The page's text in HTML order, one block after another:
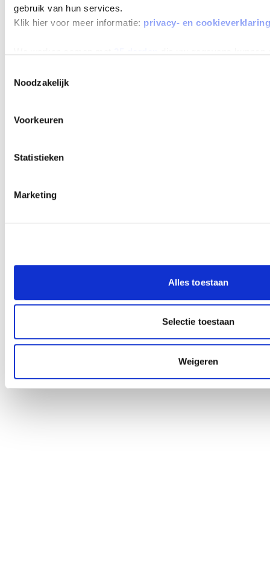
gebruik van hun services.
Klik hier voor meer informatie: privacy- en cookieverklaring
Noodzakelijk
Voorkeuren
Statistieken
Marketing
Alles toestaan
Selectie toestaan
Weigeren